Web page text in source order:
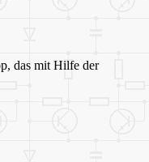
das mit Hilfe der